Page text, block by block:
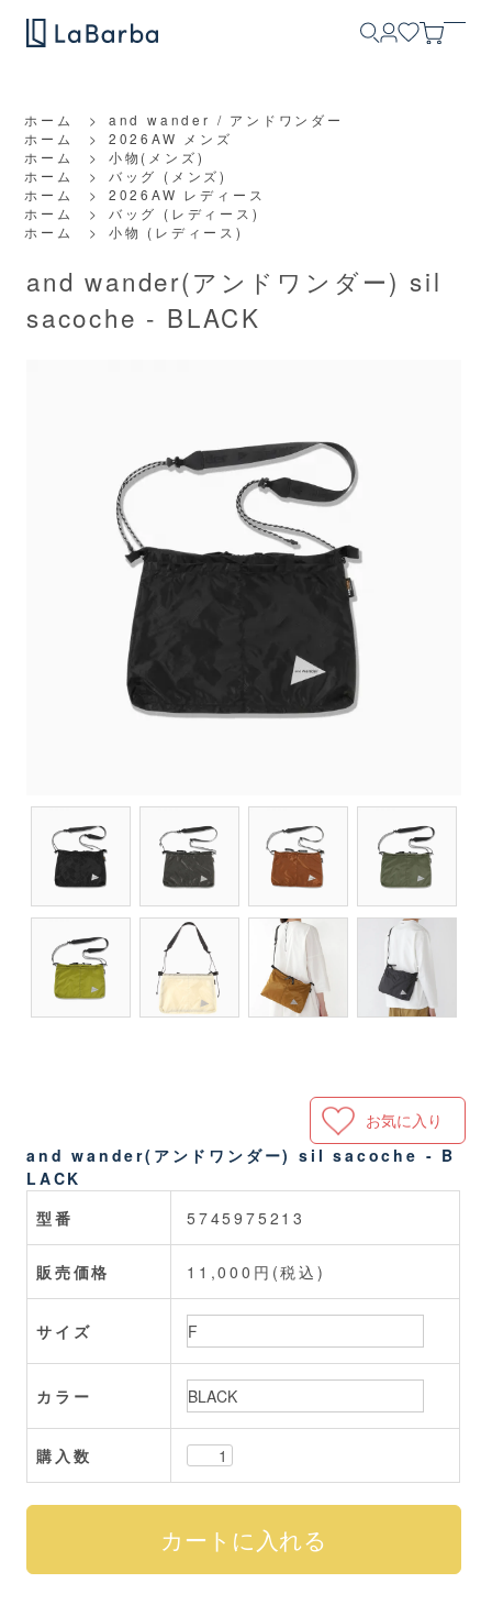
ホーム >
and wander / アンドワンダー
ホーム
>
2026AW メンズ
ホーム
>
小物(メンズ)
ホーム
>
バッグ (メンズ)
ホーム
>
2026AW レディース
ホーム
>
バッグ (レディース)
ホーム
> 小物 (レディース)
and wander(アンドワンダー) sil
sacoche - BLACK
お気に入り
and wander(アンドワンダー) sil sacoche - B
LACK
型番
5745975213
販売価格 11,000円(税込)
サイズ
カラー
購入数